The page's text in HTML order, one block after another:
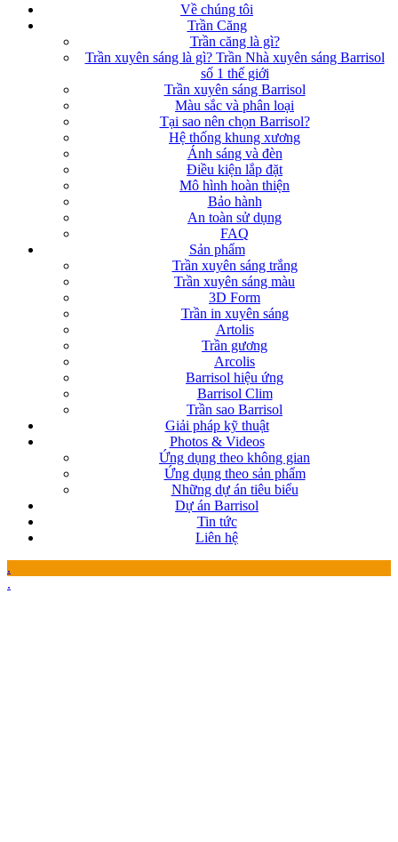
Về chúng tôi
Trần Căng
Trần căng là gì?
Trần xuyên sáng là gì? Trần Nhà xuyên sáng Barrisol
số 1 thế giới
Trần xuyên sáng Barrisol
Màu sắc và phân loại
Tại sao nên chọn Barrisol?
Hệ thống khung xương
Ánh sáng và đèn
Điều kiện lắp đặt
Mô hình hoàn thiện
Bảo hành
An toàn sử dụng
FAQ
Sản phẩm
Trần xuyên sáng trắng
Trần xuyên sáng màu
3D Form
Trần in xuyên sáng
Artolis
Trần gương
Arcolis
Barrisol hiệu ứng
Barrisol Clim
Trần sao Barrisol
Giải pháp kỹ thuật
Photos & Videos
Ứng dụng theo không gian
Ứng dụng theo sản phẩm
Những dự án tiêu biểu
Dự án Barrisol
Tin tức
Liên hệ
.
.